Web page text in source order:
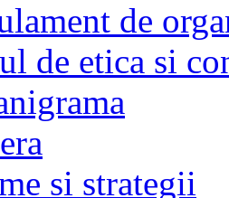
de
de etica si
si strategii